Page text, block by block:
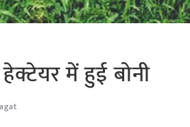
में हुई बोनी